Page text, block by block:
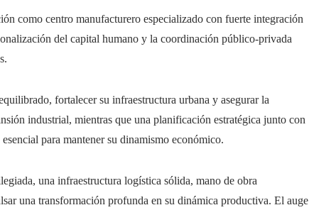
como centro manufacturero especializado con fuerte integración
del capital humano y la coordinación público-privada
fortalecer su infraestructura urbana y asegurar la
industrial, mientras que una planificación estratégica junto con
para mantener su dinamismo económico.
una infraestructura logística sólida, mano de obra
una transformación profunda en su dinámica productiva. El auge